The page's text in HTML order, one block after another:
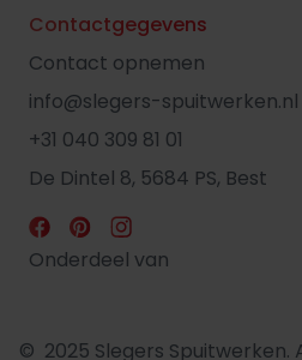
Contactgegevens
Contact opnemen
info@slegers-spuitwerken.nl
+31 040 309 81 01
De Dintel 8, 5684 PS, Best
Onderdeel van
© 2025 Slegers Spuitwerken.